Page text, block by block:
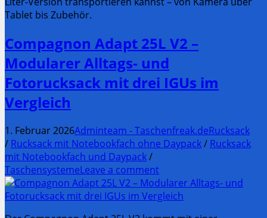
Tablet bis Zubehör.
Compagnon Adapt 25L V2 –
Modularer Alltags- und
Fotorucksack mit drei IGUs im
Vergleich
1. Februar 2026Adminteam - Taschenfreak.deRucksack
/ Rucksack mit Notebookfach ohne Daypack/ Rucksack
mit Notebookfach und Daypack/
TaschensystemeLeave a comment